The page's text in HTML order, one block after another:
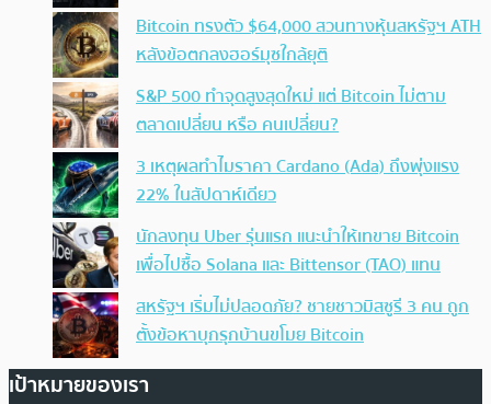
Bitcoin ทรงตัว $64,000 สวนทางหุ้นสหรัฐฯ ATH
หลังข้อตกลงฮอร์มุซใกล้ยุติ
S&P 500 ทำจุดสูงสุดใหม่ แต่ Bitcoin ไม่ตาม
ตลาดเปลี่ยน หรือ คนเปลี่ยน?
3 เหตุผลทำไมราคา Cardano (Ada) ถึงพุ่งแรง
22% ในสัปดาห์เดียว
นักลงทุน Uber รุ่นแรก แนะนำให้เทขาย Bitcoin
เพื่อไปซื้อ Solana และ Bittensor (TAO) แทน
สหรัฐฯ เริ่มไม่ปลอดภัย? ชายชาวมิสซูรี 3 คน ถูก
ตั้งข้อหาบุกรุกบ้านขโมย Bitcoin
เป้าหมายของเรา